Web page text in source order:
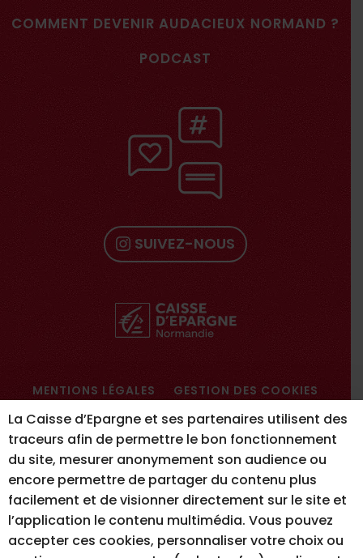
COMMENT DEVENIR AUDACIEUX NORMAND ?
PODCAST
SUIVEZ-NOUS
MENTIONS LÉGALES
GESTION DES COOKIES
ACCESSIBILITÉ – NON CONFORME
RÉALISATION DU SITE INTERNET
La Caisse d’Epargne et ses partenaires utilisent des
traceurs afin de permettre le bon fonctionnement
du site, mesurer anonymement son audience ou
encore permettre de partager du contenu plus
facilement et de visionner directement sur le site et
l’application le contenu multimédia. Vous pouvez
accepter ces cookies, personnaliser votre choix ou